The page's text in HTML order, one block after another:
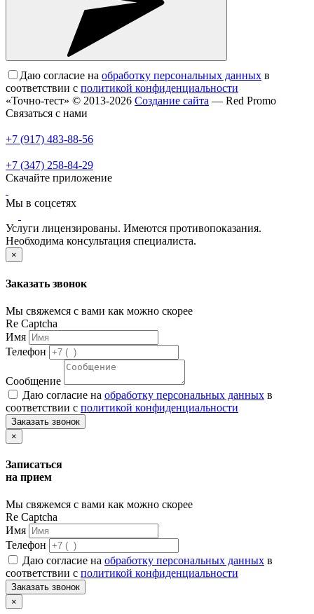
Даю согласие на обработку персональных данных в
соответствии с политикой конфиденциальности
«Точно-тест» © 2013-2026 Создание сайта — Red Promo
Связаться с нами
+7 (917) 483-88-56
+7 (347) 258-84-29
Скачайте приложение
Мы в соцсетях
Услуги лицензированы. Имеются противопоказания.
Необходима консультация специалиста.
×
Заказать звонок
Мы свяжемся с вами как можно скорее
Re Captcha
Имя
Телефон
Сообщение
Даю согласие на обработку персональных данных в
соответствии с политикой конфиденциальности
Заказать звонок
×
Записаться
на прием
Мы свяжемся с вами как можно скорее
Re Captcha
Имя
Телефон
Даю согласие на обработку персональных данных в
соответствии с политикой конфиденциальности
Заказать звонок
×